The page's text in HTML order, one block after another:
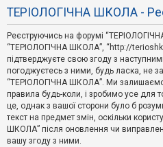
Т
е
м
и
б
е
з
в
і
д
п
о
в
і
д
ТЕРІОЛОГІЧНА ШКОЛА -
Реєструючись на форумі
“ТЕРІОЛОГІЧНА ШКОЛА”, “http://
підтверджуєте свою згоду з
погоджуєтесь з ними, будь ласка, не
“ТЕРІОЛОГІЧНА ШКОЛА”. Ми
правила будь-коли, і зробимо усе для
це, однак з вашої сторони було б
текст на предмет змін, оскільки
ШКОЛА” після оновлення чи
вашу згоду з ними.